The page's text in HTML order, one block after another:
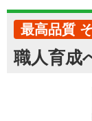
最高品質
職人育成